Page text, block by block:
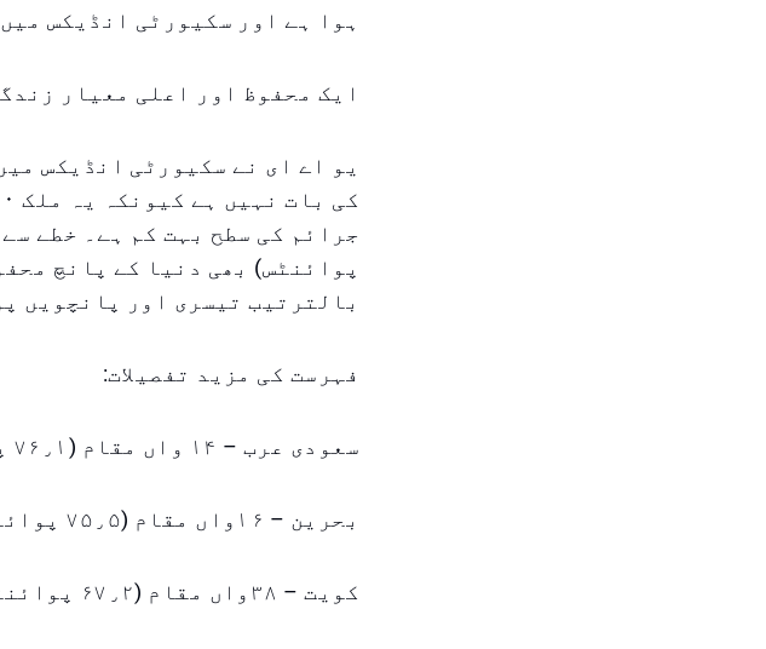
ہوا ہے اور سکیورٹی انڈیکس میں صرف ۰٫۲ پوائنٹس سے سب سے
ایک محفوظ اور اعلی معیار
پوائنٹس) بھی دنیا کے پانچ
بالترتیب تیسری اور پانچویں
فہرست کی مزید تفصیلات:
سعودی عرب – ۱۴ واں مقام (۷۶٫۱ پوائنٹس)
بحرین – ۱۶واں مقام (۷۵٫۵ پوائنٹس)
کویت – ۳۸واں مقام (۶۷٫۲ پوائنٹس)